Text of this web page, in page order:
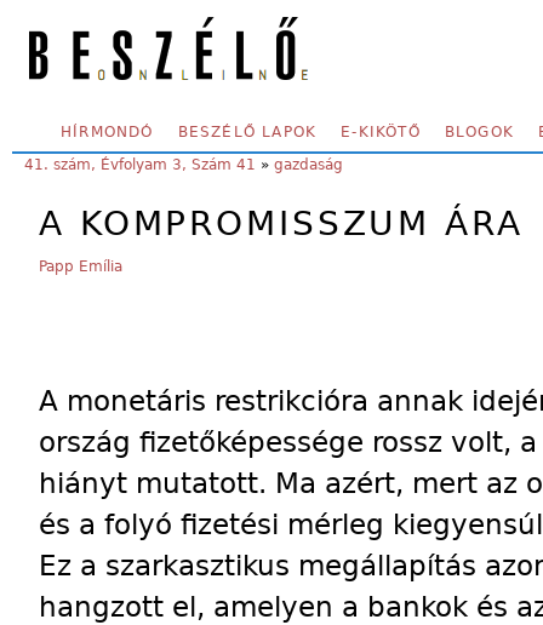
SECONDARY MENU
HÍRMONDÓ BESZÉLŐ LAPOK E-KIKÖTŐ BLOGOK
YOU ARE HERE:
41. szám, Évfolyam 3, Szám 41 » gazdaság
A KOMPROMISSZUM ÁRA
Papp Emília
A monetáris restrikcióra annak
ország fizetőképessége rossz volt,
hiányt mutatott. Ma azért, mert az
és a folyó fizetési mérleg
Ez a szarkasztikus megállapítás
hangzott el, amelyen a bankok és